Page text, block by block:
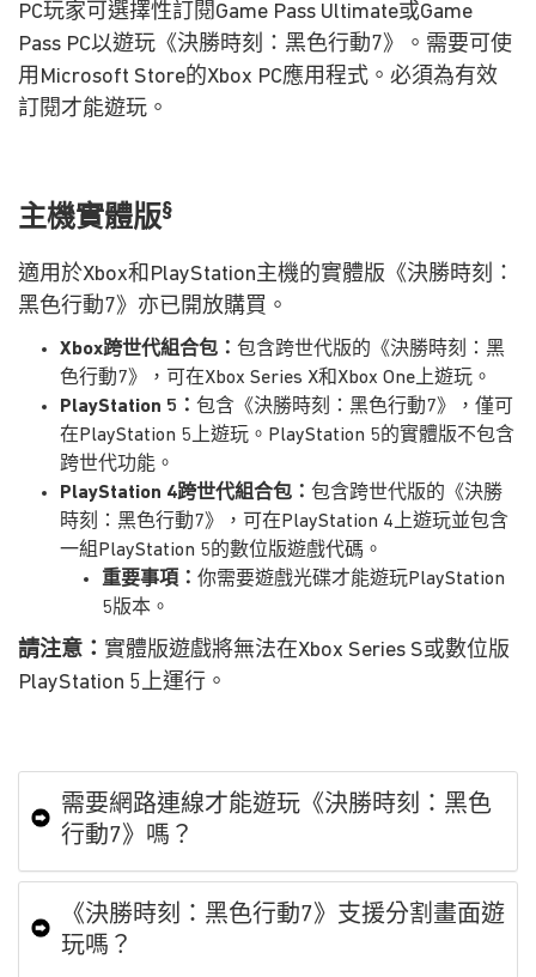
PC玩家可選擇性訂閱Game Pass Ultimate或Game
Pass PC以遊玩《決勝時刻：黑色行動7》。需要可使
用Microsoft Store的Xbox PC應用程式。必須為有效
訂閱才能遊玩。
主機實體版§
適用於Xbox和PlayStation主機的實體版《決勝時刻：
黑色行動7》亦已開放購買。
Xbox跨世代組合包： 包含跨世代版的《決勝時刻：黑
色行動7》，可在Xbox Series X和Xbox One上遊玩。
PlayStation 5： 包含《決勝時刻：黑色行動7》，僅可
在PlayStation 5上遊玩。PlayStation 5的實體版不包含
跨世代功能。
PlayStation 4跨世代組合包： 包含跨世代版的《決勝
時刻：黑色行動7》，可在PlayStation 4上遊玩並包含
一組PlayStation 5的數位版遊戲代碼。
重要事項： 你需要遊戲光碟才能遊玩PlayStation
5版本。
請注意： 實體版遊戲將無法在Xbox Series S或數位版
PlayStation 5上運行。
需要網路連線才能遊玩《決勝時刻：黑色
行動7》嗎？
《決勝時刻：黑色行動7》支援分割畫面遊
玩嗎？